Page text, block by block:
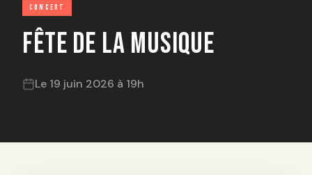
CONCERT
Fête de la Musique
Le 19 juin 2026 à 19h